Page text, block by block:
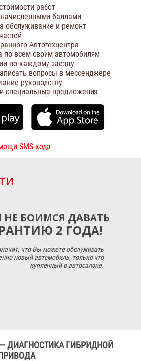
работ
баллами
обслуживание и ремонт
Автотехцентра
по всем своим автомобилям
по каждому заезду
вопросы в мессенджере
руководству
специальные предложения
SMS-кода
БОИМСЯ ДАВАТЬ
2 ГОДА!
что Вы можете обслуживать
новый автомобиль, только что
купленный в автосалоне.
— ДИАГНОСТИКА ГИБРИДНОЙ